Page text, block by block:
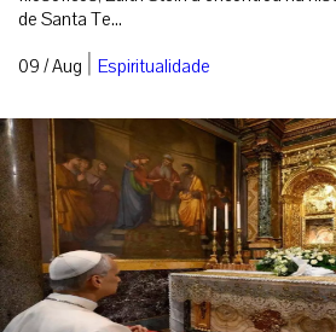
de Santa Te...
09 / Aug | Espiritualidade